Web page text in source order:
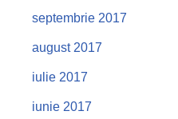
septembrie 2017
august 2017
iulie 2017
iunie 2017